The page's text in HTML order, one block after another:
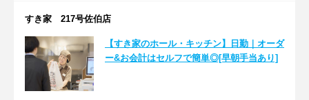
すき家 217号佐伯店
【すき家のホール・キッチン】日勤｜オーダ
ー&お会計はセルフで簡単◎[早朝手当あり]